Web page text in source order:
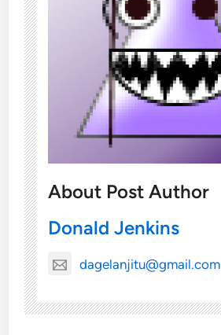
About Post Author
Donald Jenkins
dagelanjitu@gmail.com